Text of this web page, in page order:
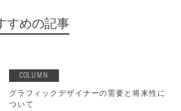
すめの記事
COLUMN
グラフィックデザイナーの需要と将来性に
ついて